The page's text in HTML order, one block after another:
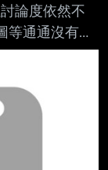
論度依然不
等通通沒有復
是大家有聽過
去，甚至
可見
是邦邦的巔
繼續延續下去